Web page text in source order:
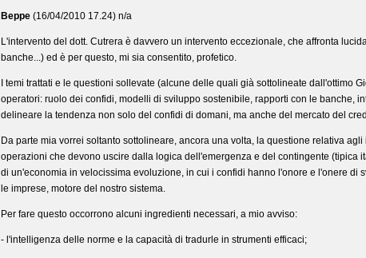
Beppe (16/04/2010 17.24) n/a
L'intervento del dott. Cutrera è davvero un intervento eccezionale, che affronta
banche...) ed è per questo, mi sia consentito, profetico.
I temi trattati e le questioni sollevate (alcune delle quali già sottolineate dall'ottimo
operatori: ruolo dei confidi, modelli di sviluppo sostenibile, rapporti con le banche,
delineare la tendenza non solo del confidi di domani, ma anche del mercato del
Da parte mia vorrei soltanto sottolineare, ancora una volta, la questione relativa
operazioni che devono uscire dalla logica dell'emergenza e del contingente (tipica
di un'economia in velocissima evoluzione, in cui i confidi hanno l'onore e l'onere di
le imprese, motore del nostro sistema.
Per fare questo occorrono alcuni ingredienti necessari, a mio avviso:
- l'intelligenza delle norme e la capacità di tradurle in strumenti efficaci;